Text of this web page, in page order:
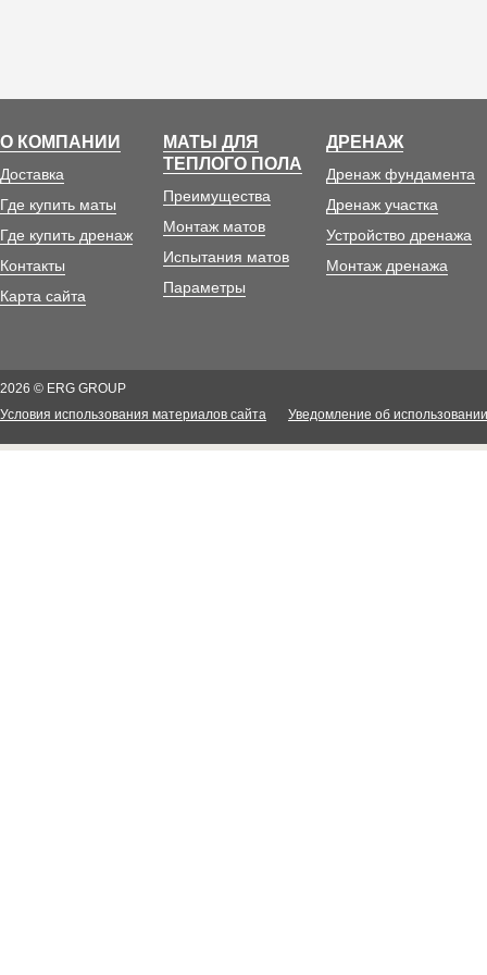
О КОМПАНИИ
Доставка
Где купить маты
Где купить дренаж
Контакты
Карта сайта
МАТЫ ДЛЯ
ТЕПЛОГО ПОЛА
Преимущества
Монтаж матов
Испытания матов
Параметры
ДРЕНАЖ
Дренаж фундамента
Дренаж участка
Устройство дренажа
Монтаж дренажа
2026 © ERG GROUP
Условия использования материалов сайта
Уведомление об